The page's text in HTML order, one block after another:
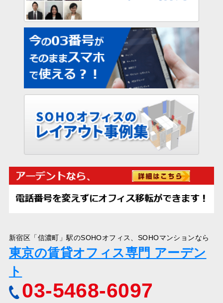
新宿区「信濃町」駅のSOHOオフィス、SOHOマンションなら
東京の賃貸オフィス専門 アーデン
ト
03-5468-6097